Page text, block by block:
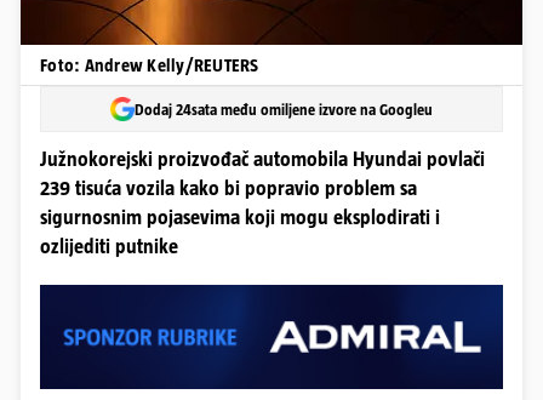
Foto: Andrew Kelly/REUTERS
Dodaj 24sata među omiljene izvore na Googleu
Južnokorejski proizvođač automobila Hyundai povlači
239 tisuća vozila kako bi popravio problem sa
sigurnosnim pojasevima koji mogu eksplodirati i
ozlijediti putnike